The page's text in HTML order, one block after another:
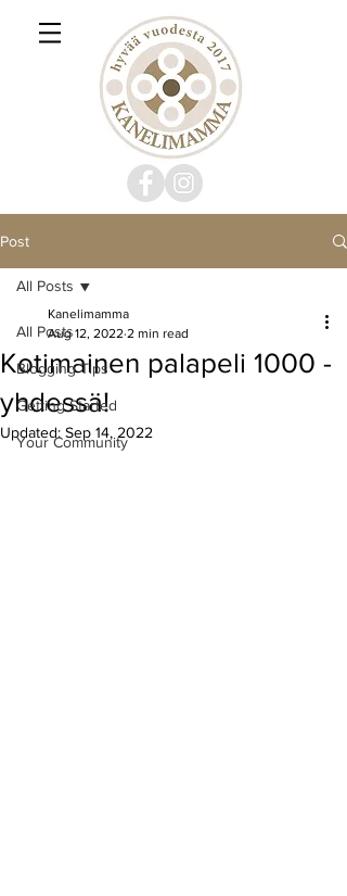
Post
All Posts
Blogging Tips
Getting Started
Your Community
All Posts
Kotimainen palapeli 1000 -
yhdessä!
Kanelimamma
Aug 12, 2022 2 min read
Updated: Sep 14, 2022